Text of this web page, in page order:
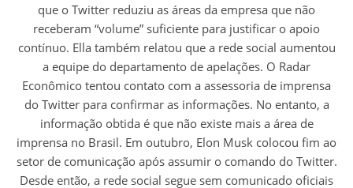
que o Twitter reduziu as áreas da empresa que não
receberam “volume” suficiente para justificar o apoio
contínuo. Ella também relatou que a rede social aumentou
a equipe do departamento de apelações. O Radar
Econômico tentou contato com a assessoria de imprensa
do Twitter para confirmar as informações. No entanto, a
informação obtida é que não existe mais a área de
imprensa no Brasil. Em outubro, Elon Musk colocou fim ao
setor de comunicação após assumir o comando do Twitter.
Desde então, a rede social segue sem comunicado oficiais